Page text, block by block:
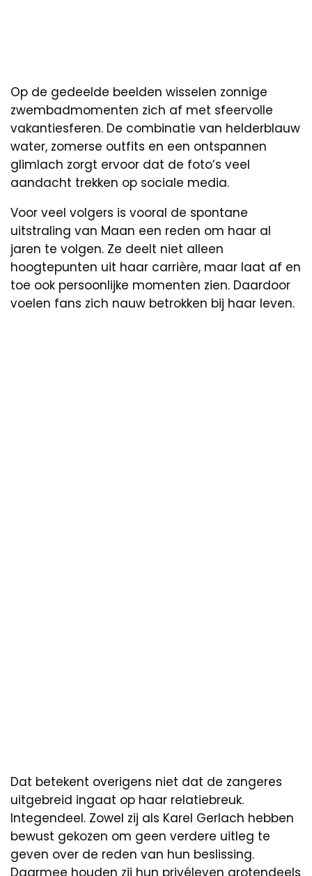
Op de gedeelde beelden wisselen zonnige
zwembadmomenten zich af met sfeervolle
vakantiesferen. De combinatie van helderblauw
water, zomerse outfits en een ontspannen
glimlach zorgt ervoor dat de foto’s veel
aandacht trekken op sociale media.
Voor veel volgers is vooral de spontane
uitstraling van Maan een reden om haar al
jaren te volgen. Ze deelt niet alleen
hoogtepunten uit haar carrière, maar laat af en
toe ook persoonlijke momenten zien. Daardoor
voelen fans zich nauw betrokken bij haar leven.
Dat betekent overigens niet dat de zangeres
uitgebreid ingaat op haar relatiebreuk.
Integendeel. Zowel zij als Karel Gerlach hebben
bewust gekozen om geen verdere uitleg te
geven over de reden van hun beslissing.
Daarmee houden zij hun privéleven grotendeels